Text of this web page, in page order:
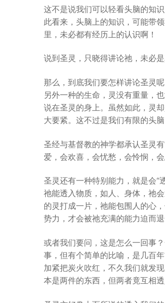
这不是说我们可以轻看头脑的知
此看来，头脑上的知识，可能带
里，未必都有经历上的认识啊！
说到圣灵，只晓得讲论祂，未必
那么，到底我们要怎样讲论圣灵
另外一种的生命，灵没有重量，
说在圣灵的身上。虽然如此，灵
大要紧。这不过是我们有限的头
圣经与基督教的神学都承认圣灵
爱，会欢喜，会忧愁，会怜悯，
圣灵还有一种特别能力，就是会“
祂能透入物质，如人、身体，祂
的灵打成一片，祂能包围人的心
势力，才会被祂充满的能力迫而退
或者我们要问，这是怎么一回事
事，但有个简单的比喻，是几百
加紧把炭火吹红，不久我们就发
本是两件的东西，但两者竟互相